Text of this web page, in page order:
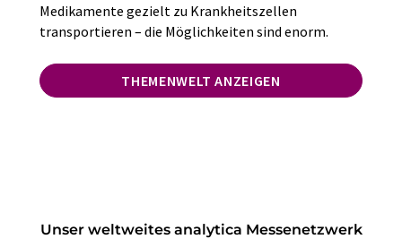
Medikamente gezielt zu Krankheitszellen
transportieren – die Möglichkeiten sind enorm.
THEMENWELT ANZEIGEN
Unser weltweites analytica Messenetzwerk